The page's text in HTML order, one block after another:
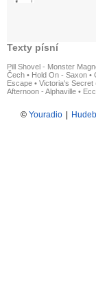
Texty písní
Pill Shovel - Monster
Čech • Hold On - Saxon •
Escape • Victoria's Secret
Afternoon - Alphaville •
© Youradio |